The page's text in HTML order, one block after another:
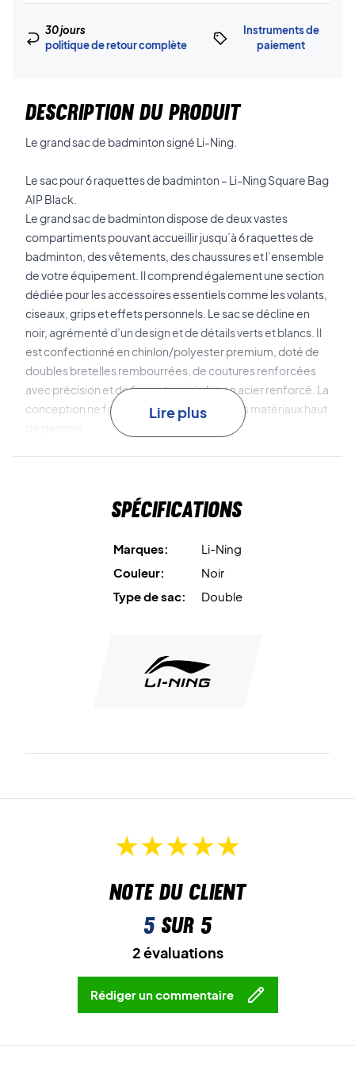
30 jours
politique de retour complète
Instruments de
paiement
DESCRIPTION DU PRODUIT
Le grand sac de badminton signé Li-Ning.
Le sac pour 6 raquettes de badminton – Li-Ning Square Bag
AIP Black.
Le grand sac de badminton dispose de deux vastes
compartiments pouvant accueillir jusqu’à 6 raquettes de
badminton, des vêtements, des chaussures et l’ensemble
de votre équipement. Il comprend également une section
dédiée pour les accessoires essentiels comme les volants,
ciseaux, grips et effets personnels. Le sac se décline en
noir, agrémenté d’un design et de détails verts et blancs. Il
est confectionné en chinlon/polyester premium, doté de
doubles bretelles rembourrées, de coutures renforcées
avec précision et de fermetures éclair en acier renforcé. La
conception ne fait aucun compromis sur les matériaux haut
Dimensions : 73 x 16 x 31 cm.
Lire plus
Spécifications
Marques:
Li-Ning
Couleur:
Noir
Type de sac:
Double
Note du client
5sur 5
2 évaluations
Rédiger un commentaire